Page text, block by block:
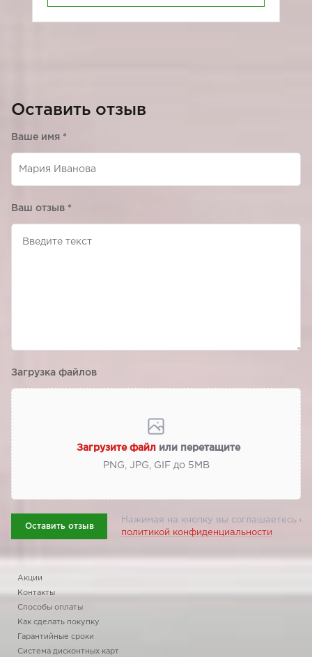
Оставить отзыв
Ваше имя *
Ваш отзыв *
Загрузка файлов
Загрузите файл или перетащите
PNG, JPG, GIF до 5МВ
Оставить отзыв
Нажимая на кнопку вы соглашаетесь с
политикой конфиденциальности
Акции
Контакты
Способы оплаты
Как сделать покупку
Гарантийные сроки
Система дисконтных карт